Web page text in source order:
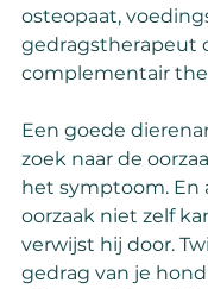
osteopaat,
gedragstherapeut
complementair
Een goede
zoek naar de
het symptoom. En
oorzaak niet zelf
verwijst hij door.
gedrag van je